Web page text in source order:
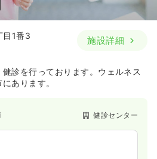
目1番3
施設詳細
診を行っております。ウェルネス
あります。
健診センター